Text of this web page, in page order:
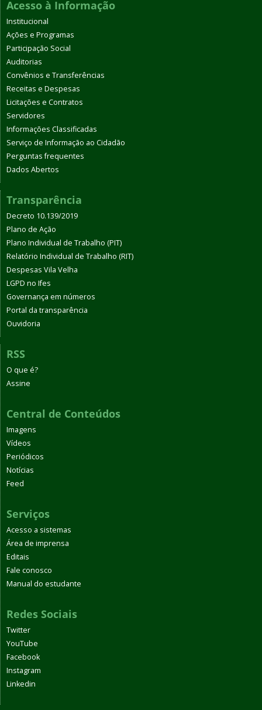
Acesso à Informação
Institucional
Ações e Programas
Participação Social
Auditorias
Convênios e Transferências
Receitas e Despesas
Licitações e Contratos
Servidores
Informações Classificadas
Serviço de Informação ao Cidadão
Perguntas frequentes
Dados Abertos
Transparência
Decreto 10.139/2019
Plano de Ação
Plano Individual de Trabalho (PIT)
Relatório Individual de Trabalho (RIT)
Despesas Vila Velha
LGPD no Ifes
Governança em números
Portal da transparência
Ouvidoria
RSS
O que é?
Assine
Central de Conteúdos
Imagens
Vídeos
Periódicos
Notícias
Feed
Serviços
Acesso a sistemas
Área de imprensa
Editais
Fale conosco
Manual do estudante
Redes Sociais
Twitter
YouTube
Facebook
Instagram
Linkedin